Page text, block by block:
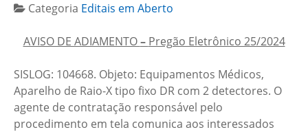
Categoria Editais em Aberto
AVISO DE ADIAMENTO– Pregão Eletrônico 25/2024
SISLOG: 104668. Objeto: Equipamentos Médicos,
Aparelho de Raio-X tipo fixo DR com 2 detectores. O
agente de contratação responsável pelo
procedimento em tela comunica aos interessados